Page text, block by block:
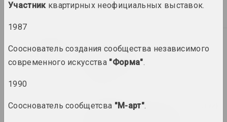
книга
2021 Галина Васильева
Витебский авангард в
действии
Chrysalis Mag, Алексей Кузьмич (младший)
Участникквартирных неофициальных выставок.
1987
Сооснователь создания сообщества независимого
современного искусства "Форма".
1990
Сооснователь сообщетсва "М-арт".